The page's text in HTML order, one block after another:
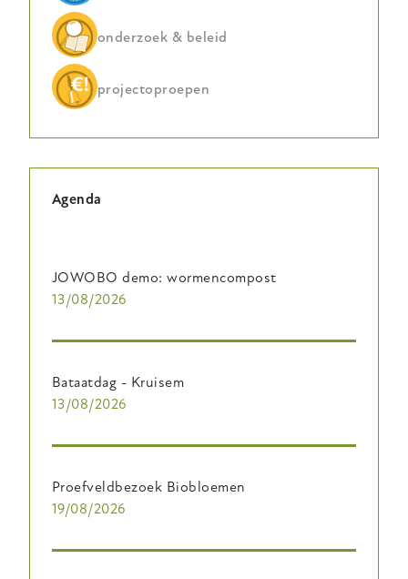
onderzoek & beleid
projectoproepen
Agenda
JOWOBO demo: wormencompost
13/08/2026
Bataatdag - Kruisem
13/08/2026
Proefveldbezoek Biobloemen
19/08/2026